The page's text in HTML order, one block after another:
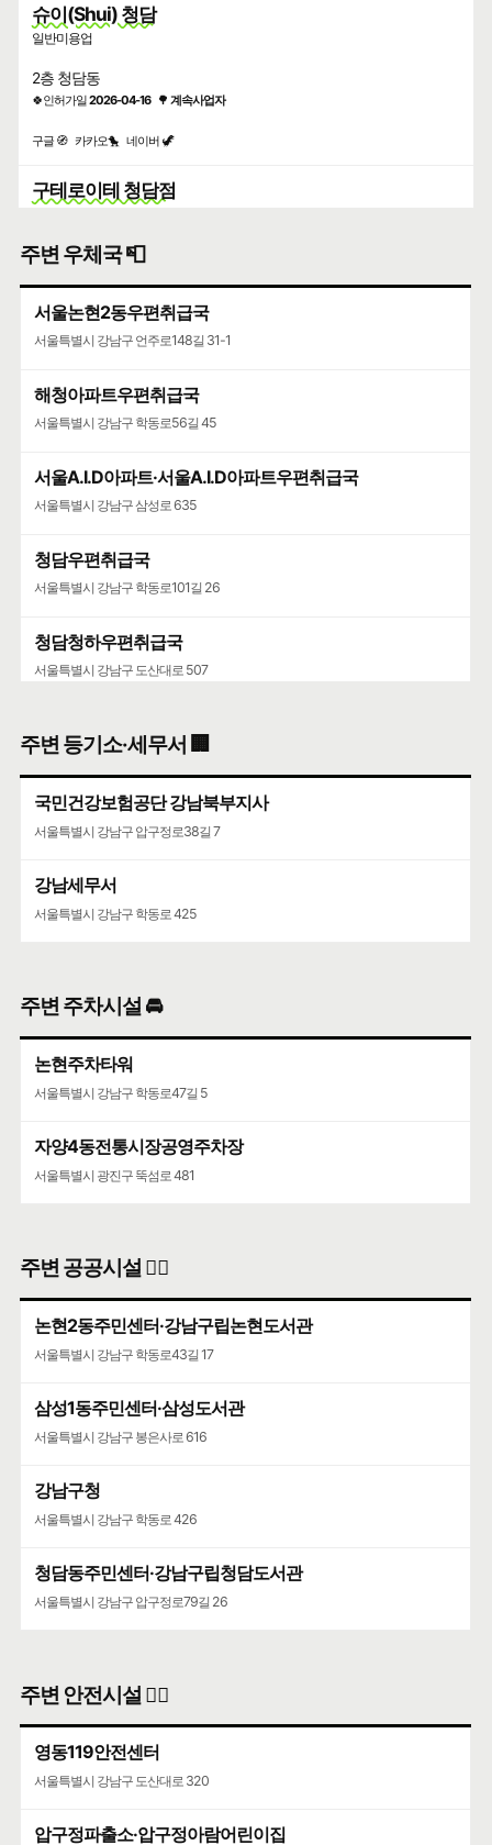
슈이(Shui) 청담
일반미용업
2층 청담동
🍀인허가일2026-04-16 🌳 계속사업자
구글 🧭 카카오🐤 네이버 🦖
구테로이테 청담점
지상 1층 청담동
구글 🧭 카카오🐤 네이버 🦖
주변 우체국 📮
서울논현2동우편취급국
서울특별시 강남구 언주로148길 31-1
해청아파트우편취급국
서울특별시 강남구 학동로56길 45
서울A.I.D아파트·서울A.I.D아파트우편취급국
서울특별시 강남구 삼성로 635
청담우편취급국
서울특별시 강남구 학동로101길 26
청담청하우편취급국
서울특별시 강남구 도산대로 507
주변 등기소·세무서 🏢
국민건강보험공단 강남북부지사
서울특별시 강남구 압구정로38길 7
강남세무서
서울특별시 강남구 학동로 425
주변 주차시설 🚘
논현주차타워
서울특별시 강남구 학동로47길 5
자양4동전통시장공영주차장
서울특별시 광진구 뚝섬로 481
주변 공공시설 👨‍✈️
논현2동주민센터·강남구립논현도서관
서울특별시 강남구 학동로43길 17
삼성1동주민센터·삼성도서관
서울특별시 강남구 봉은사로 616
강남구청
서울특별시 강남구 학동로 426
청담동주민센터·강남구립청담도서관
서울특별시 강남구 압구정로79길 26
주변 안전시설 👮‍♀️
영동119안전센터
서울특별시 강남구 도산대로 320
압구정파출소·압구정아람어린이집